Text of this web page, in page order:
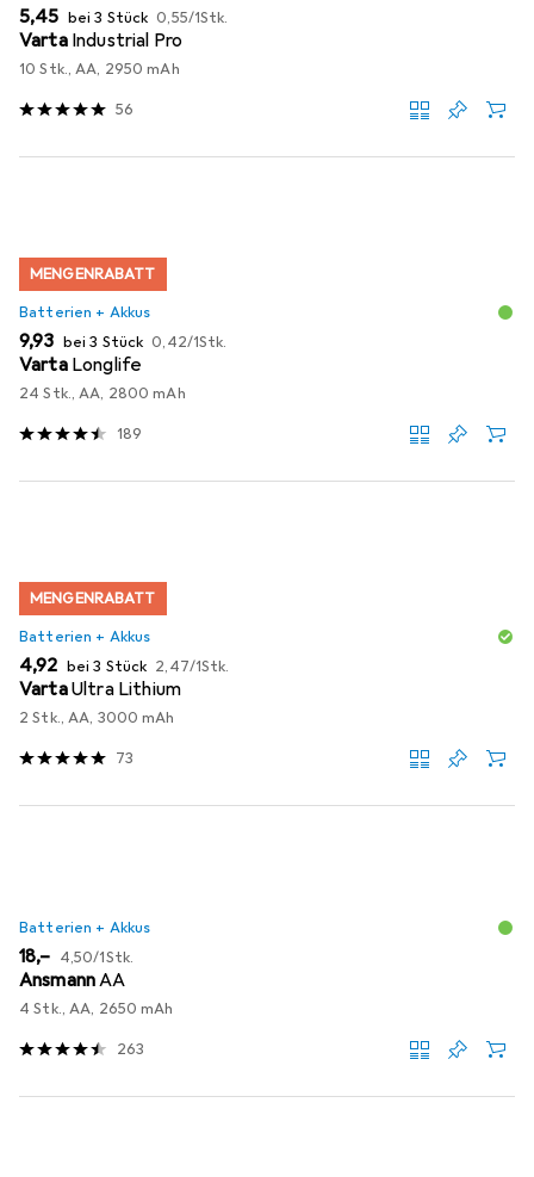
EUR
5,45 bei 3 Stück EUR
0,55/1Stk.
Varta Industrial Pro
10 Stk., AA, 2950 mAh
56
MENGENRABATT
Batterien + Akkus
EUR
9,93 bei 3 Stück EUR
0,42/1Stk.
Varta Longlife
24 Stk., AA, 2800 mAh
189
MENGENRABATT
Batterien + Akkus
EUR
4,92 bei 3 Stück EUR
2,47/1Stk.
VartaUltra Lithium
2 Stk., AA, 3000 mAh
73
Batterien + Akkus
EUR
18,– EUR
4,50/1Stk.
AnsmannAA
4 Stk., AA, 2650 mAh
263